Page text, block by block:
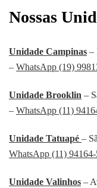
Nossas
Unidade Campinas –
– WhatsApp (19)
Unidade Brooklin –
– WhatsApp (11)
Unidade Tatuapé –
WhatsApp (11)
Unidade Valinhos –